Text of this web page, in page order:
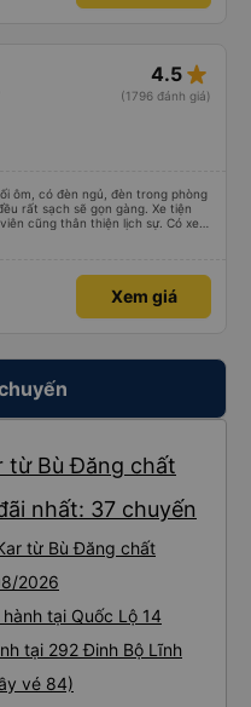
4.5 star_rate
(1796 đánh giá)
ôm, có đèn ngủ, đèn trong phòng
rất sạch sẽ gọn gàng. Xe tiện
cũng thân thiện lịch sự. Có xe
rất tiện. Giá vé hợp lý. Nói
Xem giá
từ Bù Đăng chất
nhất: 37 chuyến
từ Bù Đăng chất
2026
tại Quốc Lộ 14
tại 292 Đinh Bộ Lĩnh
vé 84)